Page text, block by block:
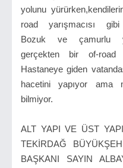
yolunu
road yarışmacısı
Bozuk ve çamurlu
gerçekten bir of-road
Hastaneye giden
hacetini yapıyor ama
bilmiyor.
ALT YAPI VE ÜST
TEKİRDAĞ
BAŞKANI SAYIN